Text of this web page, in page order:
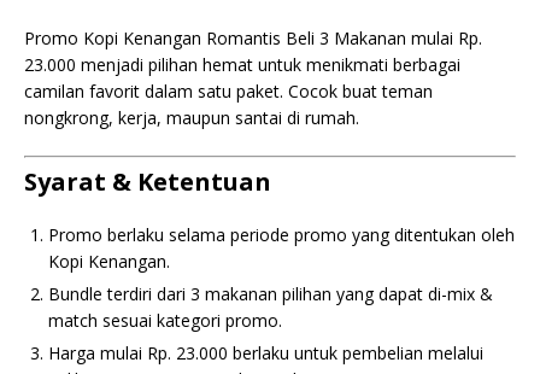
Promo Kopi Kenangan Romantis Beli 3 Makanan mulai Rp.
23.000 menjadi pilihan hemat untuk menikmati berbagai
camilan favorit dalam satu paket. Cocok buat teman
nongkrong, kerja, maupun santai di rumah.
Syarat & Ketentuan
Promo berlaku selama periode promo yang ditentukan oleh
Kopi Kenangan.
Bundle terdiri dari 3 makanan pilihan yang dapat di-mix &
match sesuai kategori promo.
Harga mulai Rp. 23.000 berlaku untuk pembelian melalui